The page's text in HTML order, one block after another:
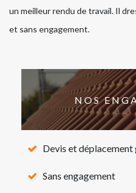
un meilleur rendu de travail. Il
et sans engagement.
NOS
Devis et
Sans engagement